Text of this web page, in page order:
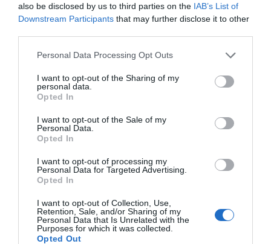
also be disclosed by us to third parties on the IAB’s List of
Downstream Participants that may further disclose it to other
Personal Data Processing Opt Outs
I want to opt-out of the Sharing of my
personal data.
Opted In
I want to opt-out of the Sale of my
Personal Data.
Opted In
I want to opt-out of processing my
Personal Data for Targeted Advertising.
Opted In
I want to opt-out of Collection, Use,
Retention, Sale, and/or Sharing of my
Personal Data that Is Unrelated with the
Purposes for which it was collected.
Opted Out
LABERINTO DE PODER
Neste, un gigante energético
24 de julio de 2026
Catalunya